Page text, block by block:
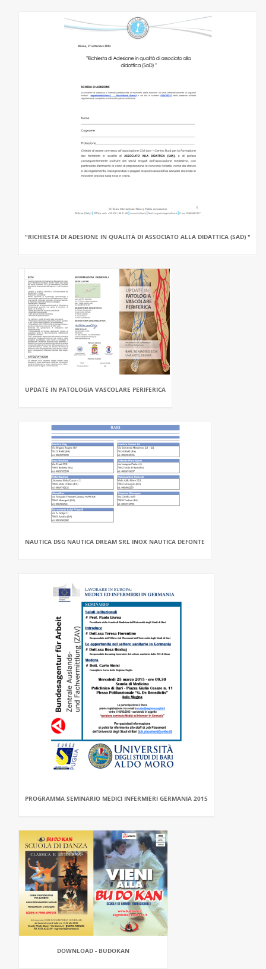
"RICHIESTA DI ADESIONE IN QUALITÀ DI ASSOCIATO ALLA DIDATTICA (SAD) "
UPDATE IN PATOLOGIA VASCOLARE PERIFERICA
NAUTICA DSG NAUTICA DREAM SRL INOX NAUTICA DEFONTE
PROGRAMMA SEMINARIO MEDICI INFERMIERI GERMANIA 2015
DOWNLOAD - BUDOKAN